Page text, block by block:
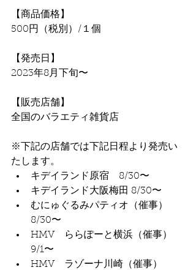
【商品価格】
500円（税別）/１個
【発売日】
2023年8月下旬〜
【販売店舗】
全国のバラエティ雑貨店
※下記の店舗では下記日程より発売い
たします。
キデイランド原宿　8/30〜
キデイランド大阪梅田 8/30〜
むにゅぐるみパティオ（催事）
8/30〜
HMV　ららぽーと横浜（催事）
9/1〜
HMV　ラゾーナ川崎（催事）